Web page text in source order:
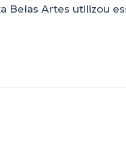
Belas Artes utilizou